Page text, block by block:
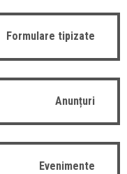
Formulare tipizate
Anunțuri
Evenimente